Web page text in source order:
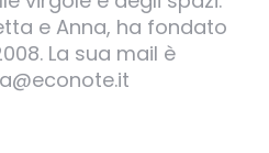
e Anna, ha fondato
La sua mail è